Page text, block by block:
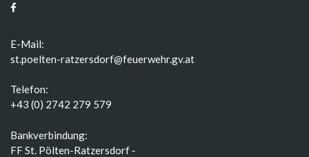
E-Mail:
st.poelten-ratzersdorf@feuerwehr.gv.at
Telefon:
+43 (0) 2742 279 579
Bankverbindung:
FF St. Pölten-Ratzersdorf ‑